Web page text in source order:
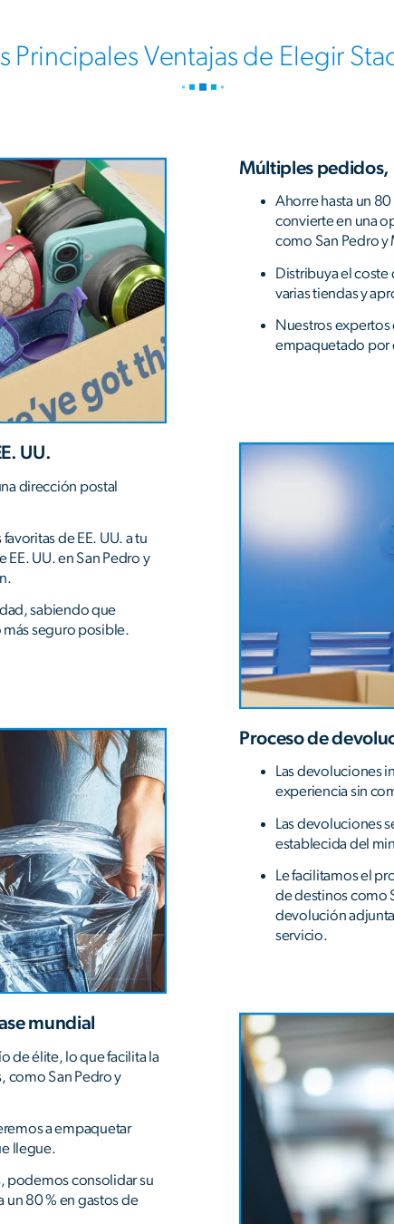
Principales Ventajas de Elegir
Múltiples pedidos,
Ahorre hasta un
convierte en una
como San Pedro
Distribuya el
varias tiendas y
Nuestros expertos
empaquetado por
UU.
dirección postal
de EE. UU. a tu
UU. en San Pedro y
sabiendo que
más seguro posible.
Proceso de
Las devoluciones
experiencia sin
Las devoluciones
establecida del
Le facilitamos el
de destinos como
devolución
servicio.
mundial
de élite, lo que facilita la
como San Pedro y
a empaquetar
llegue.
podemos consolidar su
80 % en gastos de